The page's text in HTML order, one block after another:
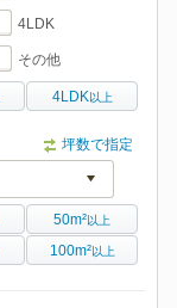
4LDK
その他
4LDK 以上
坪数で指定
50m²以上
100m²以上